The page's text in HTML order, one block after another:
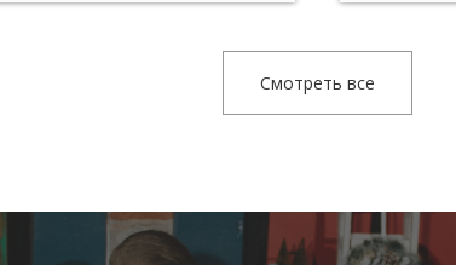
Смотреть все